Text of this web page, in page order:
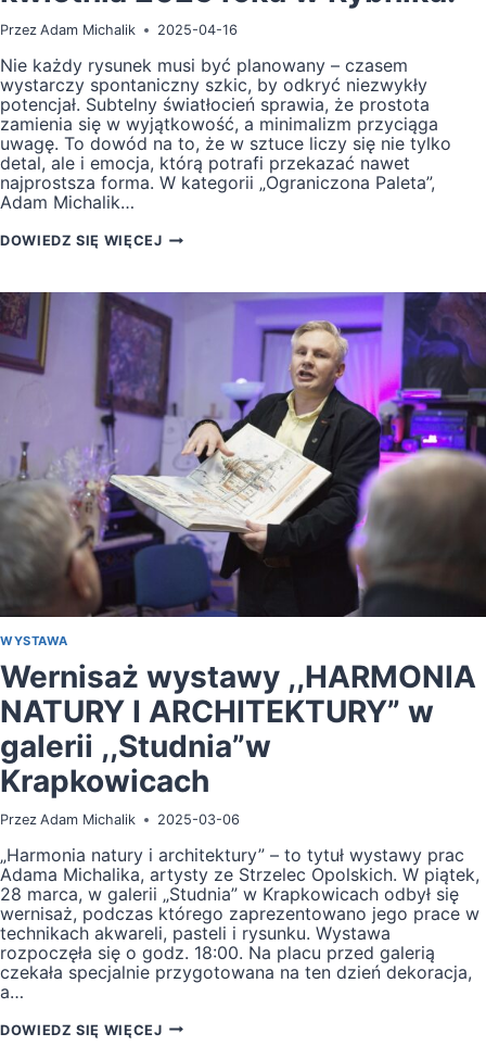
Przez Adam Michalik 2025-04-16
Nie każdy rysunek musi być planowany – czasem
wystarczy spontaniczny szkic, by odkryć niezwykły
potencjał. Subtelny światłocień sprawia, że prostota
zamienia się w wyjątkowość, a minimalizm przyciąga
uwagę. To dowód na to, że w sztuce liczy się nie tylko
detal, ale i emocja, którą potrafi przekazać nawet
najprostsza forma. W kategorii „Ograniczona Paleta”,
Adam Michalik…
DOWIEDZ SIĘ WIĘCEJADAM
III
FINENESS
INTERNATIONAL
ART
MIAŁ
MIEJSCE
W
DNIACH
11–
KWIETNIA
2025
ROKU
W
RYBNIKU.
WYSTAWA
Wernisaż wystawy ,,HARMONIA
NATURY I ARCHITEKTURY” w
galerii ,,Studnia”w
Krapkowicach
Przez Adam Michalik 2025-03-06
„Harmonia natury i architektury” – to tytuł wystawy prac
Adama Michalika, artysty ze Strzelec Opolskich. W piątek,
28 marca, w galerii „Studnia” w Krapkowicach odbył się
wernisaż, podczas którego zaprezentowano jego prace w
technikach akwareli, pasteli i rysunku. Wystawa
rozpoczęła się o godz. 18:00. Na placu przed galerią
czekała specjalnie przygotowana na ten dzień dekoracja,
a…
DOWIEDZ SIĘ WIĘCEJWERNISAŻ
WYSTAWY